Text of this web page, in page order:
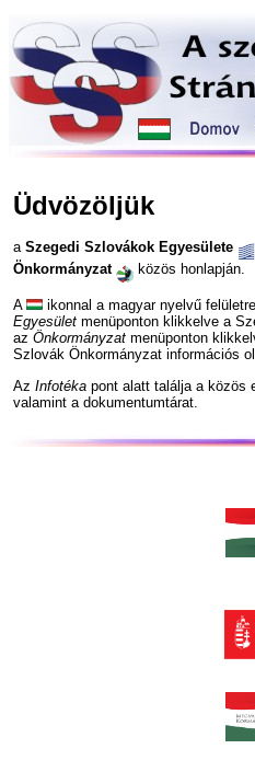
Üdvözöljük
a Szegedi Szlovákok Egyesülete
Önkormányzat
közös honlapján.
A
ikonnal a magyar nyelvű
Egyesület menüponton klikkelve a
az Önkormányzat menüponton
Szlovák Önkormányzat információs
Az Infotéka pont alatt találja a közös
valamint a dokumentumtárat.